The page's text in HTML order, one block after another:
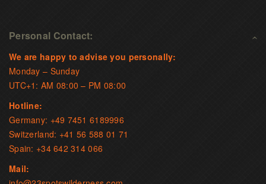
Personal Contact:
We are happy to advise you personally:
Monday – Sunday
UTC+1: AM 08:00 – PM 08:00
Hotline:
Germany: +49 7451 6189996
Switzerland: +41 56 588 01 71
Spain: +34 642 314 066
Mail: